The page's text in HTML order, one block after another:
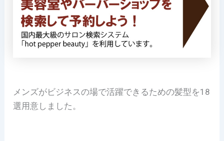
メンズがビジネスの場で活躍できるための髪型を18
選用意しました。